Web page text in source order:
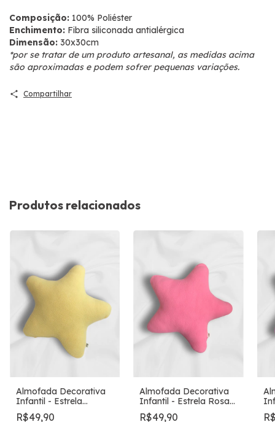
Composição: 100% Poliéster
Enchimento: Fibra siliconada antialérgica
Dimensão: 30x30cm
*por se tratar de um produto artesanal, as medidas acima
são aproximadas e podem sofrer pequenas variações.
Compartilhar
Produtos relacionados
Almofada Decorativa
Infantil - Estrela
Amarela
R$49,90
Almofada Decorativa
Infantil - Estrela Rosa
Chiclete
R$49,90